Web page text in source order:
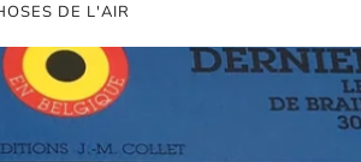
DE L'AIR